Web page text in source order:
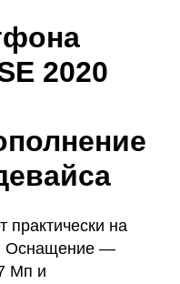
2020
практически на
Оснащение —
Мп и